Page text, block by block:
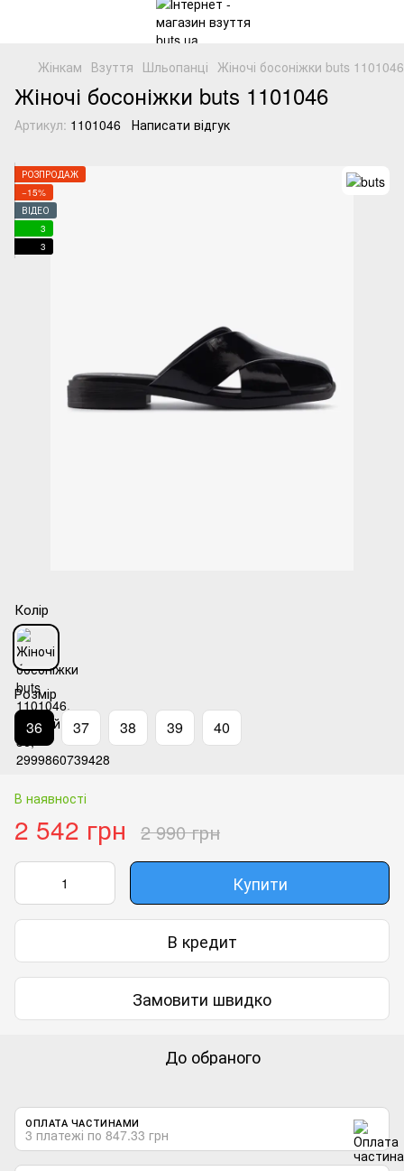
Жінкам Взуття Шльопанці Жіночі босоніжки buts
Жіночі босоніжки buts 1101046
Артикул: 1101046 Написати відгук
РОЗПРОДАЖ
−15%
ВІДЕО
3
3
Колір
Розмір
36 37 38 39 40
В наявності
2 542 грн 2 990 грн
Купити
В кредит
Замовити швидко
До обраного
ОПЛАТА ЧАСТИНАМИ
3 платежі по 847.33 грн